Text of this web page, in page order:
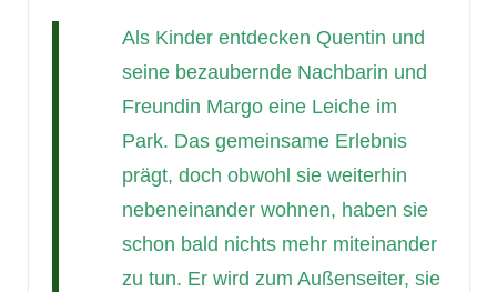
Als Kinder entdecken Quentin und
seine bezaubernde Nachbarin und
Freundin Margo eine Leiche im
Park. Das gemeinsame Erlebnis
prägt, doch obwohl sie weiterhin
nebeneinander wohnen, haben sie
schon bald nichts mehr miteinander
zu tun. Er wird zum Außenseiter, sie